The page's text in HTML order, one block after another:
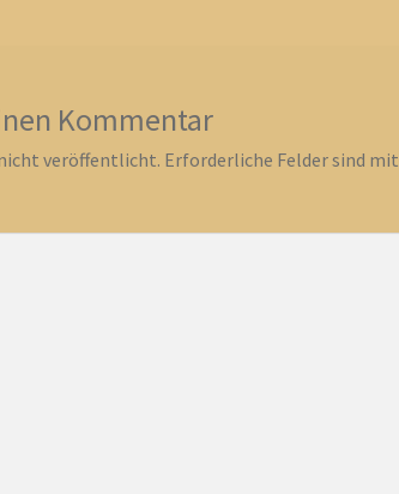
Kommentar
veröffentlicht. Erforderliche Felder sind mit